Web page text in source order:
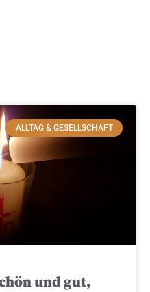
ALLTAG & GESELLSCHAFT
und gut,